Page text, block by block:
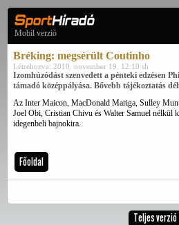
Mobil verzió
Bréking: megsérült Coutinho
Létrehozva: 2010. november 19. 12:10 sh
Izomhúzódást szenvedett a pénteki edzésen
támadó középpályása. Bővebb tájékoztatás
Az Inter Maicon, MacDonald Mariga, Sulley
Joel Obi, Cristian Chivu és Walter Samuel nélkül
idegenbeli bajnokira.
Főoldal
Teljes verzió